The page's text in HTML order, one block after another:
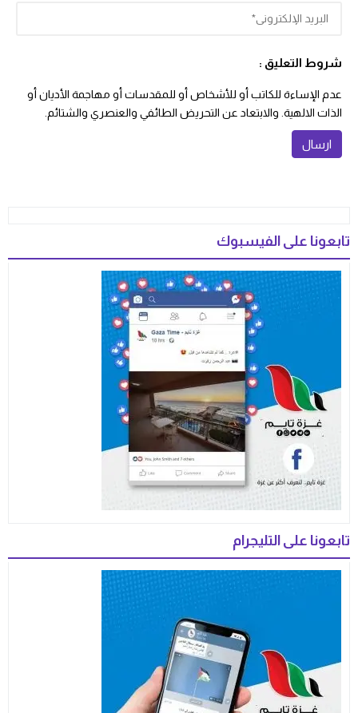
شروط التعليق :
عدم الإساءة للكاتب أو للأشخاص أو للمقدسات أو مهاجمة الأديان أو
الذات الالهية. والابتعاد عن التحريض الطائفي والعنصري والشتائم.
تابعونا على الفيسبوك
تابعونا على التليجرام